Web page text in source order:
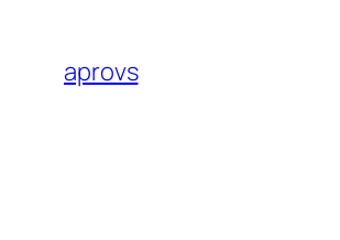
aprovs